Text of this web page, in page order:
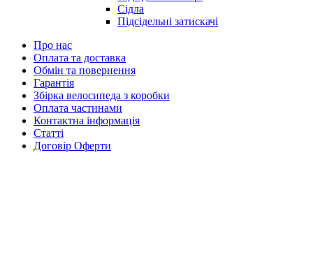
Сідла
Підсідельні затискачі
Про нас
Оплата та доставка
Обмін та повернення
Гарантія
Збірка велосипеда з коробки
Оплата частинами
Контактна інформація
Статті
Договір Оферти